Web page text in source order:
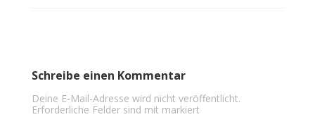
Schreibe einen Kommentar
Deine E-Mail-Adresse wird nicht veröffentlicht.
Erforderliche Felder sind mit markiert